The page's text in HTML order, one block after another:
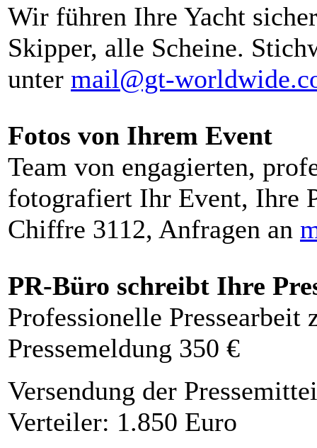
Wir führen Ihre Yacht
Skipper, alle Scheine.
unter mail@gt-
Fotos von Ihrem Event
Team von engagierten,
fotografiert Ihr Event, Ihre
Chiffre 3112, Anfragen an
PR-Büro schreibt Ihre
Professionelle Pressearbeit
Pressemeldung 350 €
Versendung der
Verteiler: 1.850 Euro